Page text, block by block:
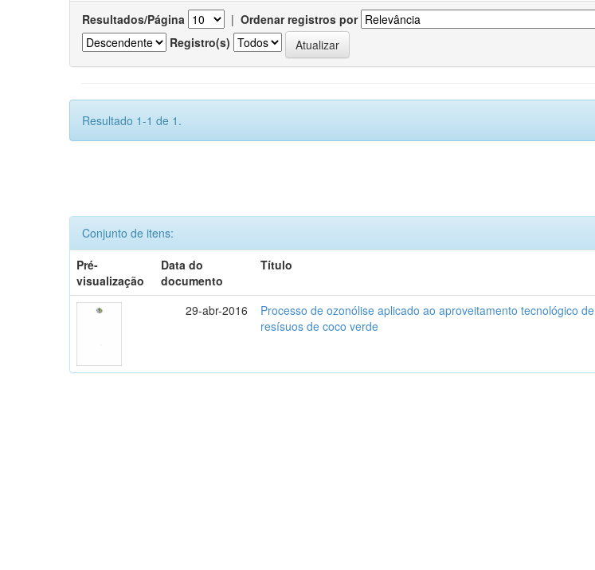
Resultados/Página | Ordenar registros por
Registro(s)
Resultado 1-1 de 1.
Conjunto de itens:
Pré-
visualização
Data do
documento
Título
29-abr-2016
Processo de ozonólise aplicado ao aproveitamento tecnológico de
resísuos de coco verde